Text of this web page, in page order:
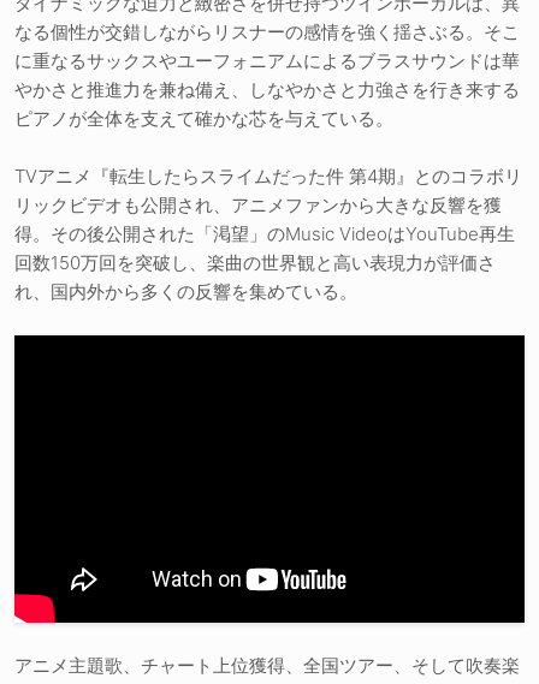
なる個性が交錯しながらリスナーの感情を強く揺さぶる。そこ
に重なるサックスやユーフォニアムによるブラスサウンドは華
やかさと推進力を兼ね備え、しなやかさと力強さを行き来する
ピアノが全体を支えて確かな芯を与えている。
TVアニメ『転生したらスライムだった件 第4期』とのコラボリ
リックビデオも公開され、アニメファンから大きな反響を獲
得。その後公開された「渇望」のMusic VideoはYouTube再生
回数150万回を突破し、楽曲の世界観と高い表現力が評価さ
れ、国内外から多くの反響を集めている。
アニメ主題歌、チャート上位獲得、全国ツアー、そして吹奏楽